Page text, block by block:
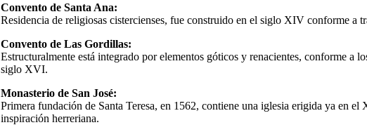
Convento de Santa Ana:
Residencia de religiosas cistercienses, fue construido en el siglo XIV conforme a
Convento de Las Gordillas:
Estructuralmente está integrado por elementos góticos y renacientes, conforme a
siglo XVI.
Monasterio de San José:
Primera fundación de Santa Teresa, en 1562, contiene una iglesia erigida ya en el
inspiración herreriana.